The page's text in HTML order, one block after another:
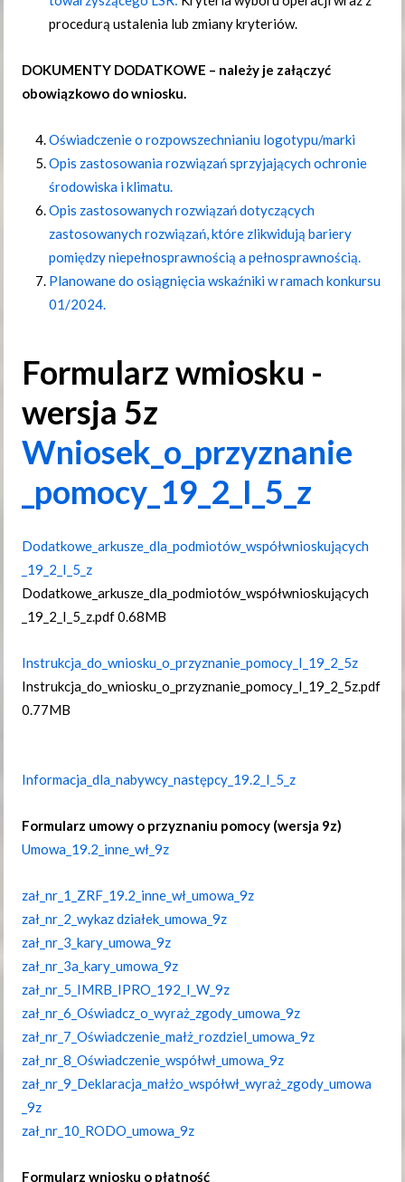
procedurą ustalenia lub zmiany kryteriów.
DOKUMENTY DODATKOWE – należy je załączyć
obowiązkowo do wniosku.
Oświadczenie o rozpowszechnianiu logotypu/marki
Opis zastosowania rozwiązań sprzyjających ochronie
środowiska i klimatu.
Opis zastosowanych rozwiązań dotyczących
zastosowanych rozwiązań, które zlikwidują bariery
pomiędzy niepełnosprawnością a pełnosprawnością.
Planowane do osiągnięcia wskaźniki w ramach konkursu
01/2024.
Formularz wmiosku -
wersja 5z
Wniosek​_o​_przyznanie​
_pomocy​_19​_2​_I​_5​_z
Dodatkowe​_arkusze​_dla​_podmiotów​_współwnioskujących​
_19​_2​_I​_5​_z
Dodatkowe​_arkusze​_dla​_podmiotów​_współwnioskujących​
_19​_2​_I​_5​_z.pdf0.68MB
Instrukcja​_do​_wniosku​_o​_przyznanie​_pomocy​_I​_19​_2​_5z
Instrukcja​_do​_wniosku​_o​_przyznanie​_pomocy​_I​_19​_2​_5z.pdf
0.77MB
Informacja​_dla​_nabywcy​_następcy​_19.2​_I​_5​_z
Formularz umowy o przyznaniu pomocy (wersja 9z)
Umowa​_19.2​_inne​_wł​_9z
zał​_nr​_1​_ZRF​_19.2​_inne​_wł​_umowa​_9z
zał​_nr​_2​_wykaz działek​_umowa​_9z
zał​_nr​_3​_kary​_umowa​_9z
zał​_nr​_3a​_kary​_umowa​_9z
zał​_nr​_5​_IMRB​_IPRO​_192​_I​_W​_9z
zał​_nr​_6​_Oświadcz​_o​_wyraż​_zgody​_umowa​_9z
zał​_nr​_7​_Oświadczenie​_małż​_rozdziel​_umowa​_9z
zał​_nr​_8​_Oświadczenie​_współwł​_umowa​_9z
zał​_nr​_9​_Deklaracja​_małżo​_współwł​_wyraż​_zgody​_umowa​
_9z
zał​_nr​_10​_RODO​_umowa​_9z
Formularz wniosku o płatność